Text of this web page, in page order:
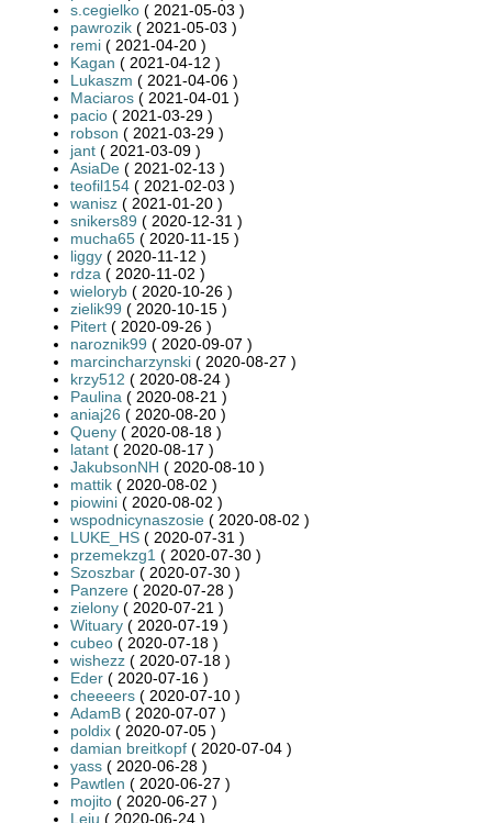
s.cegielko ( 2021-05-03 )
pawrozik ( 2021-05-03 )
remi ( 2021-04-20 )
Kagan ( 2021-04-12 )
Lukaszm ( 2021-04-06 )
Maciaros ( 2021-04-01 )
pacio ( 2021-03-29 )
robson ( 2021-03-29 )
jant ( 2021-03-09 )
AsiaDe ( 2021-02-13 )
teofil154 ( 2021-02-03 )
wanisz ( 2021-01-20 )
snikers89 ( 2020-12-31 )
mucha65 ( 2020-11-15 )
liggy ( 2020-11-12 )
rdza ( 2020-11-02 )
wieloryb ( 2020-10-26 )
zielik99 ( 2020-10-15 )
Pitert ( 2020-09-26 )
naroznik99 ( 2020-09-07 )
marcincharzynski ( 2020-08-27 )
krzy512 ( 2020-08-24 )
Paulina ( 2020-08-21 )
aniaj26 ( 2020-08-20 )
Queny ( 2020-08-18 )
latant ( 2020-08-17 )
JakubsonNH ( 2020-08-10 )
mattik ( 2020-08-02 )
piowini ( 2020-08-02 )
wspodnicynaszosie ( 2020-08-02 )
LUKE_HS ( 2020-07-31 )
przemekzg1 ( 2020-07-30 )
Szoszbar ( 2020-07-30 )
Panzere ( 2020-07-28 )
zielony ( 2020-07-21 )
Wituary ( 2020-07-19 )
cubeo ( 2020-07-18 )
wishezz ( 2020-07-18 )
Eder ( 2020-07-16 )
cheeeers ( 2020-07-10 )
AdamB ( 2020-07-07 )
poldix ( 2020-07-05 )
damian breitkopf ( 2020-07-04 )
yass ( 2020-06-28 )
Pawtlen ( 2020-06-27 )
mojito ( 2020-06-27 )
Leju ( 2020-06-24 )